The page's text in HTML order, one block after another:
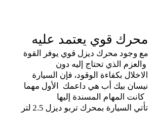
محرك قوي يعتمد عليه
مع وجود محرك ديزل قوي يوفر القوة
الاخلال بكفاءة الوقود، فإن السيارة
نيسان بيك أب هي داعمك الأول مهما
تأتي السيارة بمحرك تربو ديزل 2.5 لتر